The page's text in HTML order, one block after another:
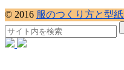
© 2016 服のつくり方と型